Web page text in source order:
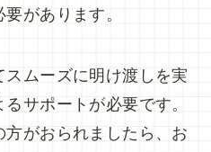
があります。
ムーズに明け渡しを実
サポートが必要です。
がおられましたら、お